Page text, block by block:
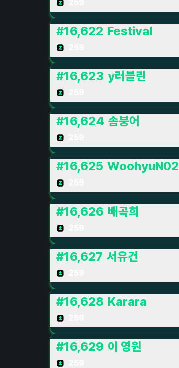
#16,622 Festival
#16,623 y러블린
#16,624 솜붕어
#16,625 WoohyuN02
#16,626 배곡희
#16,627 서유건
#16,628 Karara
#16,629 이 영원